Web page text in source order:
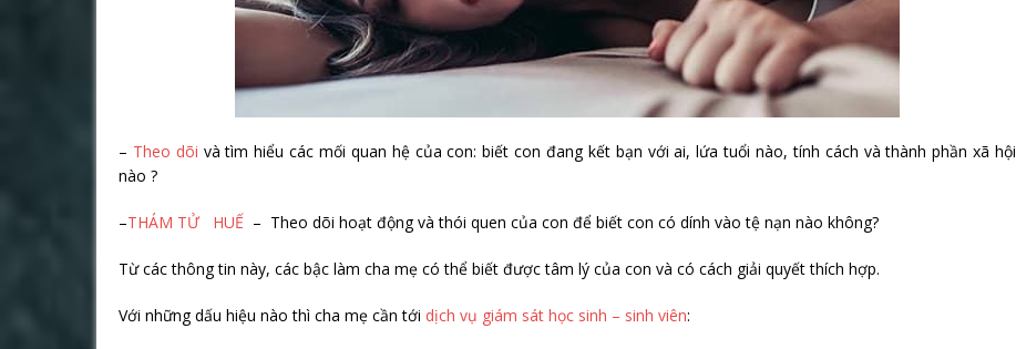
– Theo dõi và tìm hiểu các mối quan hệ của con: biết con đang kết bạn với ai, lứa tuổi nào, tính cách và thành phần xã hội
nào ?
–THÁM TỬ HUẾ – Theo dõi hoạt động và thói quen của con để biết con có dính vào tệ nạn nào không?
Từ các thông tin này, các bậc làm cha mẹ có thể biết được tâm lý của con và có cách giải quyết thích hợp.
Với những dấu hiệu nào thì cha mẹ cần tới dịch vụ giám sát học sinh – sinh viên: